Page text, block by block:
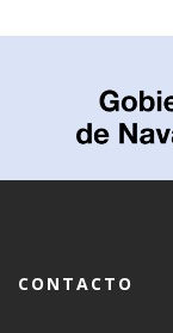
CONTACTO